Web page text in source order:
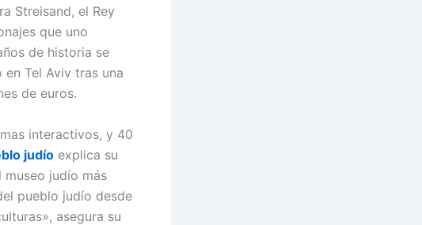
Streisand, el Rey
que uno
de historia se
Tel Aviv tras una
de euros.
interactivos, y 40
judío explica su
judío más
pueblo judío desde
asegura su